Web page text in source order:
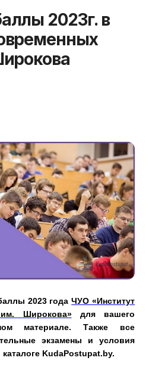
2023г. в
2023 годаЧУО «Институт
Широкова»для вашего
материале. Также все
экзамены и условия
KudaPostupat.by.